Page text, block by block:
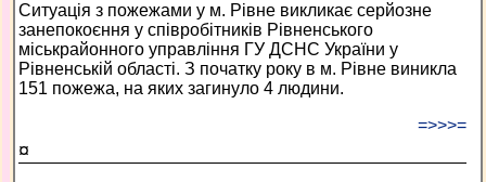
Ситуація з пожежами у м. Рівне викликає серйозне
занепокоєння у співробітників Рівненського
міськрайонного управління ГУ ДСНС України у
Рівненській області. З початку року в м. Рівне виникла
151 пожежа, на яких загинуло 4 людини.
=>>>=
¤